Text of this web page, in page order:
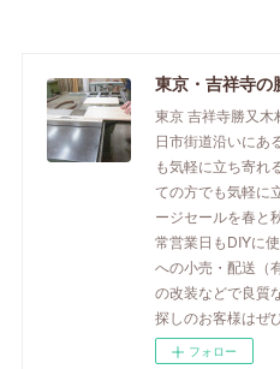
東京 吉祥寺勝又木
日市街道沿いにあ
も気軽に立ち寄れ
ての方でも気軽に
ージセールを春と
常営業日もDIYに
への小売・配送（
の改装などで良質
探しのお客様はぜひ
フォロー